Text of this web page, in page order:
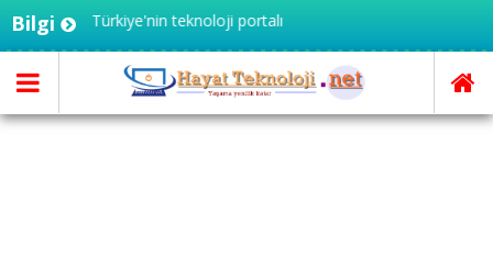
Bilgi - Türkiye'nin teknoloji portalı